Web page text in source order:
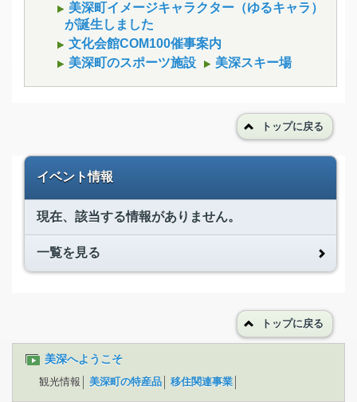
美深町イメージキャラクター（ゆるキャラ）
が誕生しました
文化会館COM100催事案内
美深町のスポーツ施設
美深スキー場
トップに戻る
イベント情報
現在、該当する情報がありません。
一覧を見る
トップに戻る
美深へようこそ
観光情報 美深町の特産品 移住関連事業